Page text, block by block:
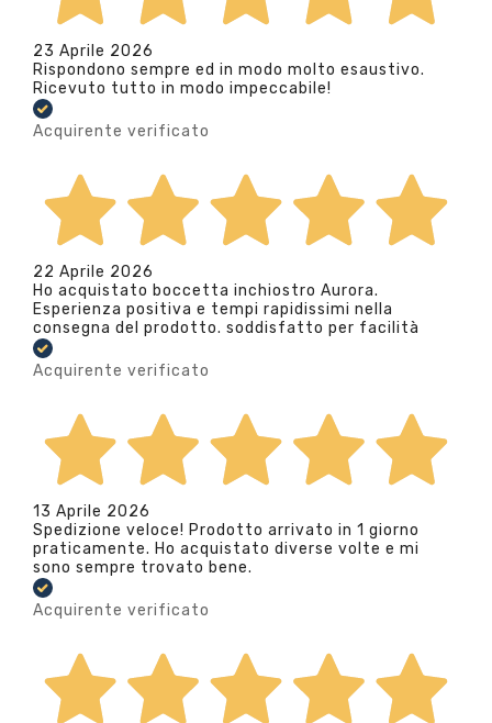
23 Aprile 2026
Rispondono sempre ed in modo molto esaustivo.
Ricevuto tutto in modo impeccabile!
Acquirente verificato
22 Aprile 2026
Ho acquistato boccetta inchiostro Aurora.
Esperienza positiva e tempi rapidissimi nella
consegna del prodotto. soddisfatto per facilità
Acquirente verificato
13 Aprile 2026
Spedizione veloce! Prodotto arrivato in 1 giorno
praticamente. Ho acquistato diverse volte e mi
sono sempre trovato bene.
Acquirente verificato